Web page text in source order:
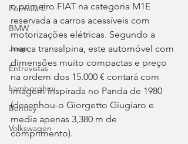
Fórmula E
BMW
Jeep
Entrevistas
Lamborghini
Bentley
Volkswagen
o primeiro FIAT na categoria M1E
reservada a carros acessíveis com
motorizações elétricas. Segundo a
marca transalpina, este automóvel com
dimensões muito compactas e preço
na ordem dos 15.000 € contará com
imagem inspirada no Panda de 1980
(desenhou-o Giorgetto Giugiaro e
media apenas 3,380 m de
comprimento).